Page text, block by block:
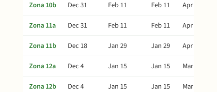
Zona 10b Dec 31 Feb 11 Feb 11
Apr 27
Zona 11a
Dec 31 Feb 11 Feb 11
Apr 27
Zona 11b
Dec 18 Jan 29 Jan 29
Apr 14
Zona 12a
Dec 4 Jan 15 Jan 15
Mar 31
Zona 12b
Dec 4 Jan 15 Jan 15
Mar 31